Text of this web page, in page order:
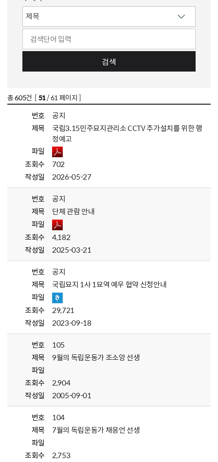
검색
총605건 [51/ 61 페이지 ]
번호
공지
제목
국립3.15민주묘지관리소 CCTV 추가설치를 위한 행
정예고
파일
조회수
702
작성일
2026-05-27
번호
공지
제목
단체 관람 안내
파일
조회수
4,182
작성일
2025-03-21
번호
공지
제목
국립묘지 1사 1묘역 예우 협약 신청안내
파일
조회수
29,721
작성일
2023-09-18
번호
105
제목
9월의 독립운동가 조소앙 선생
파일
조회수
2,904
작성일
2005-09-01
번호
104
제목
7월의 독립운동가 채응언 선생
파일
조회수
2,753